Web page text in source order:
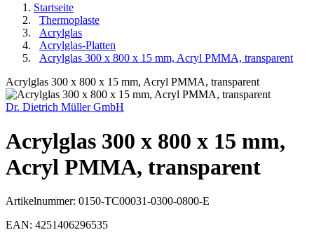
Startseite
Thermoplaste
Acrylglas
Acrylglas-Platten
Acrylglas 300 x 800 x 15 mm, Acryl PMMA, transparent
Acrylglas 300 x 800 x 15 mm, Acryl PMMA, transparent
Dr. Dietrich Müller GmbH
Acrylglas 300 x 800 x 15 mm,
Acryl PMMA, transparent
Artikelnummer: 0150-TC00031-0300-0800-E
EAN: 4251406296535